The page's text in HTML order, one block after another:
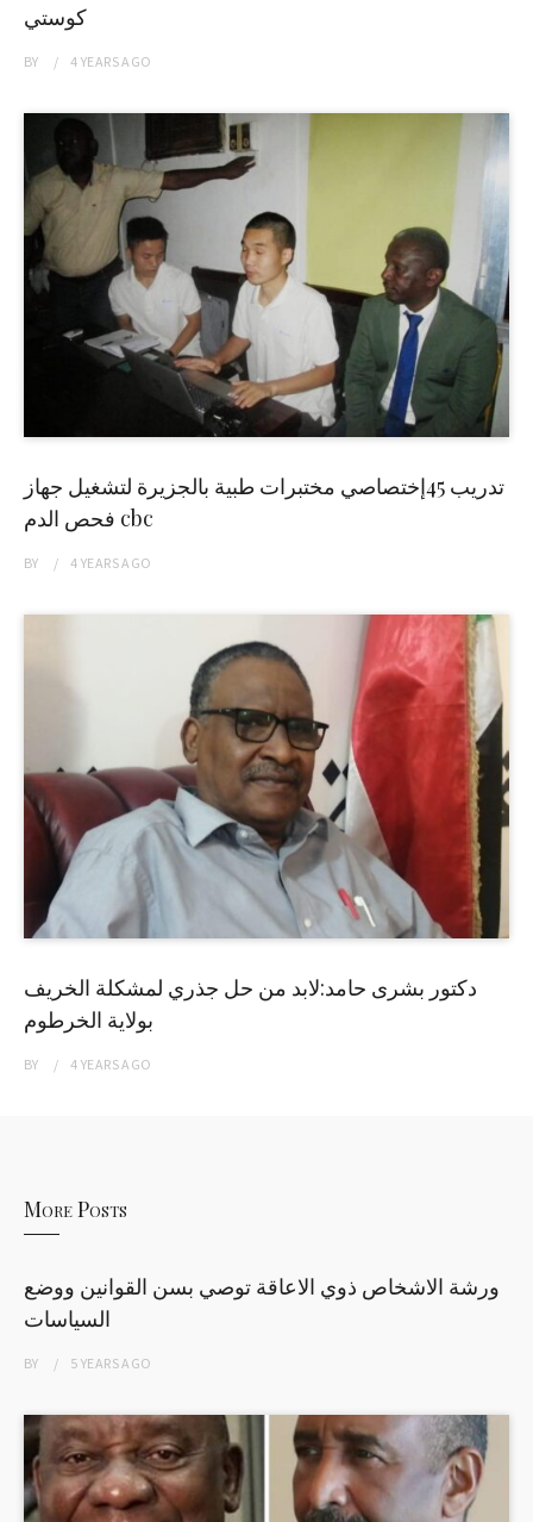
كوستي
BY 4 YEARSAGO
تدريب 45إختصاصي مختبرات طبية بالجزيرة لتشغيل جهاز
فحص الدم cbc
BY 4 YEARSAGO
دكتور بشرى حامد:لابد من حل جذري لمشكلة الخريف
بولاية الخرطوم
BY 4 YEARSAGO
More Posts
ورشة الاشخاص ذوي الاعاقة توصي بسن القوانين ووضع
السياسات
BY 5 YEARSAGO